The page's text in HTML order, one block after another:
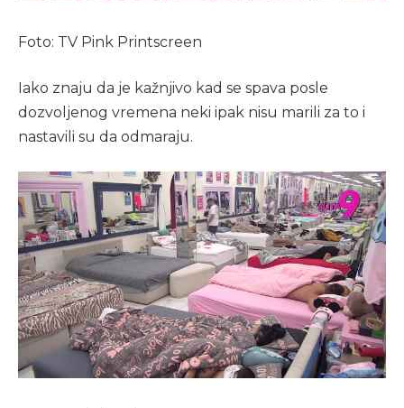
Foto: TV Pink Printscreen
Iako znaju da je kažnjivo kad se spava posle
dozvoljenog vremena neki ipak nisu marili za to i
nastavili su da odmaraju.